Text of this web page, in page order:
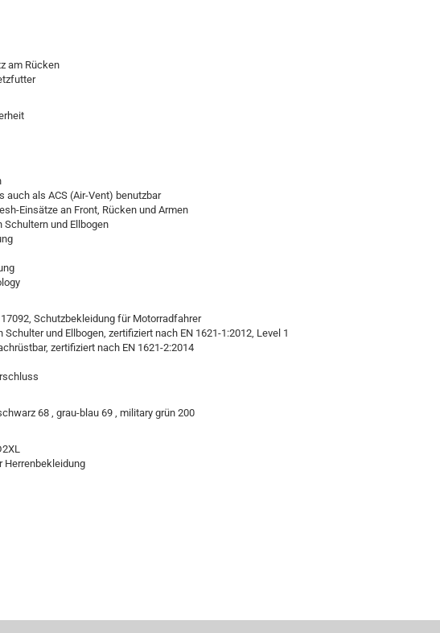
am Rücken
auch als ACS (Air-Vent) benutzbar
Einsätze an Front, Rücken und Armen
Schultern und Ellbogen
Schutzbekleidung für Motorradfahrer
und Ellbogen, zertifiziert nach EN 1621-1:2012, Level 1
zertifiziert nach EN 1621-2:2014
68 , grau-blau 69 , military grün 200
Herrenbekleidung